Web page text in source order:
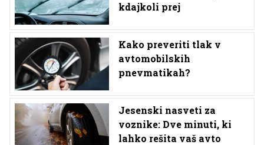
kdajkoli prej
Kako preveriti tlak v
avtomobilskih
pnevmatikah?
Jesenski nasveti za
voznike: Dve minuti, ki
lahko rešita vaš avto